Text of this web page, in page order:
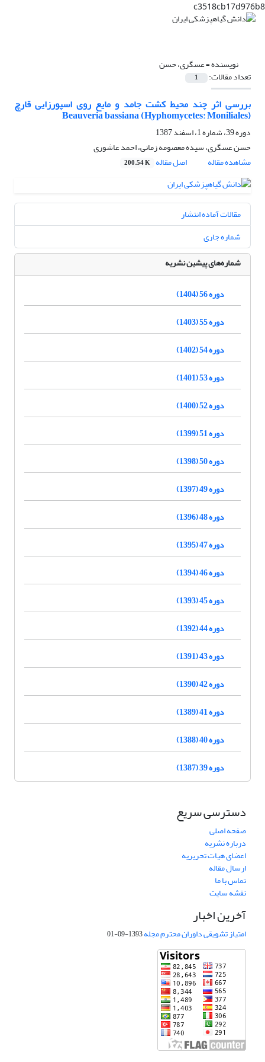
c3518cb17d976b8
نویسنده =عسگری، حسن
تعداد مقالات: 1
بررسی اثر چند محیط کشت جامد و مایع روی اسپورزایی قارچ
(Beauveria bassiana (Hyphomycetes: Moniliales
دوره 39، شماره 1، اسفند 1387
حسن عسگری، سیده معصومه زمانی، احمد عاشوری
مشاهده مقاله
اصل مقاله 200.54 K
مقالات آماده انتشار
شماره جاری
شماره‌های پیشین نشریه
دوره 56 (1404)
دوره 55 (1403)
دوره 54 (1402)
دوره 53 (1401)
دوره 52 (1400)
دوره 51 (1399)
دوره 50 (1398)
دوره 49 (1397)
دوره 48 (1396)
دوره 47 (1395)
دوره 46 (1394)
دوره 45 (1393)
دوره 44 (1392)
دوره 43 (1391)
دوره 42 (1390)
دوره 41 (1389)
دوره 40 (1388)
دوره 39 (1387)
دسترسی سریع
صفحه اصلی
درباره نشریه
اعضای هیات تحریریه
ارسال مقاله
تماس با ما
نقشه سایت
آخرین اخبار
امتیاز تشویقی داوران محترم مجله1393-09-01